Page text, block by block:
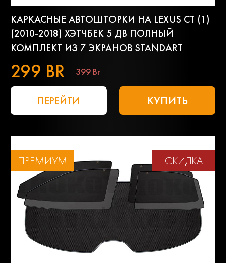
КАРКАСНЫЕ АВТОШТОРКИ НА LEXUS CT (1)
(2010-2018) ХЭТЧБЕК 5 ДВ ПОЛНЫЙ
КОМПЛЕКТ ИЗ 7 ЭКРАНОВ STANDART
299 BR 399 Br
ПЕРЕЙТИ КУПИТЬ
ПРЕМИУМ СКИДКА